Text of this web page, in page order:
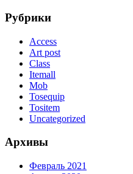
Рубрики
Access
Art post
Class
Itemall
Mob
Tosequip
Tositem
Uncategorized
Архивы
Февраль 2021